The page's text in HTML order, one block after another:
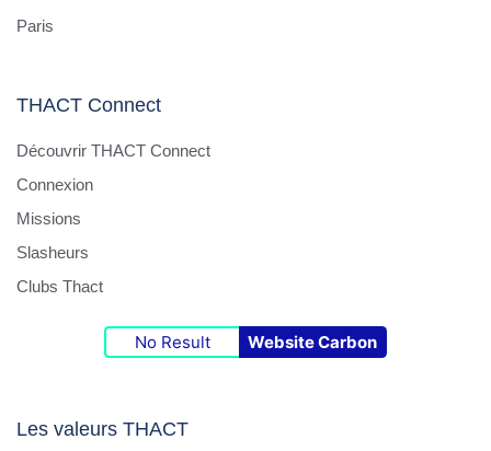
Paris
THACT Connect
Découvrir THACT Connect
Connexion
Missions
Slasheurs
Clubs Thact
No Result Website Carbon
Les valeurs THACT